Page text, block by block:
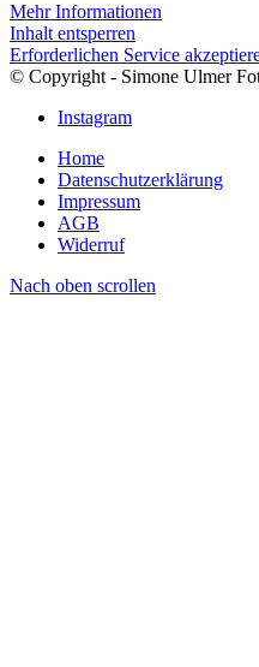
Mehr Informationen
Inhalt entsperren
Erforderlichen Service
© Copyright - Simone Ulmer
Instagram
Home
Datenschutzerklärung
Impressum
AGB
Widerruf
Nach oben scrollen